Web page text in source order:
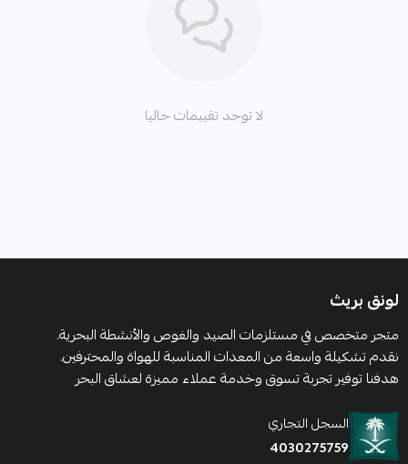
لا توجد تقييمات حاليا
لونق بريث
متجر متخصص في مستلزمات الصيد والغوص والأنشطة البحرية.
نقدم تشكيلة واسعة من المعدات المناسبة للهواة والمحترفين.
هدفنا توفير تجربة تسوق وخدمة عملاء مميزة لعشاق البحر
السجل التجاري
4030275759